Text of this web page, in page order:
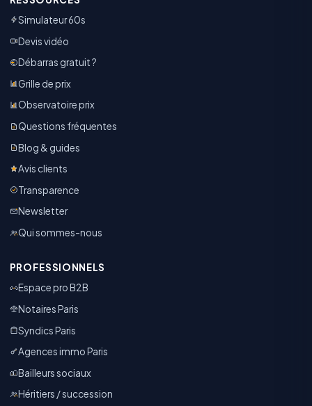
Simulateur 60s
Devis vidéo
Débarras gratuit ?
Grille de prix
Observatoire prix
Questions fréquentes
Blog & guides
Avis clients
Transparence
Newsletter
Qui sommes-nous
PROFESSIONNELS
Espace pro B2B
Notaires Paris
Syndics Paris
Agences immo Paris
Bailleurs sociaux
Héritiers / succession